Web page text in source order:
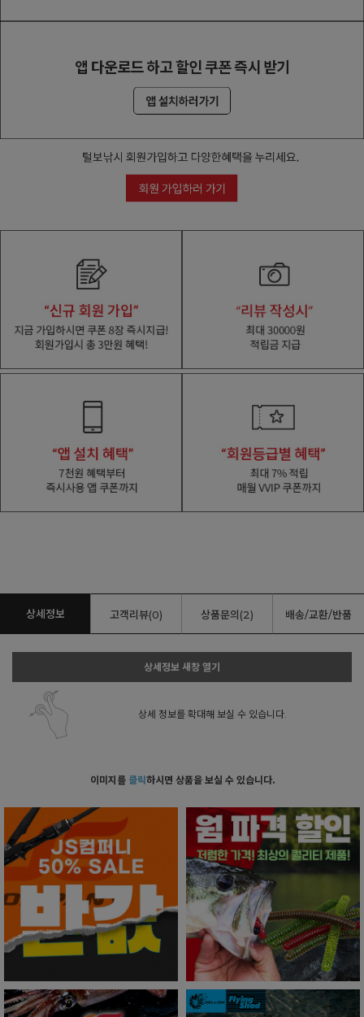
상세정보 고객리뷰(0) 상품문의(2) 배송/교환/반품
상세정보 새창 열기
상세 정보를 확대해 보실 수 있습니다.
이미지를 클릭하시면 상품을 보실 수 있습니다.